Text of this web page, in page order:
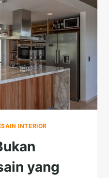
INTERIOR
yang